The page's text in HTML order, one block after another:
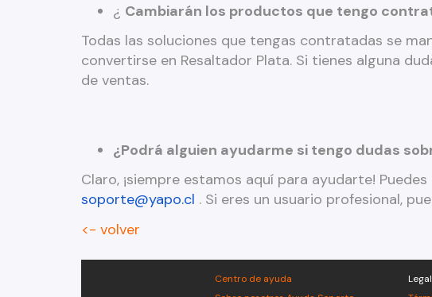
¿ Cambiarán los productos que tengo
Todas las soluciones que tengas contratadas se
convertirse en Resaltador Plata. Si tienes alguna
de ventas.
¿Podrá alguien ayudarme si tengo dudas
Claro, ¡siempre estamos aquí para ayudarte!
soporte@yapo.cl . Si eres un usuario profesional,
<- volver
Centro de ayuda
Legal